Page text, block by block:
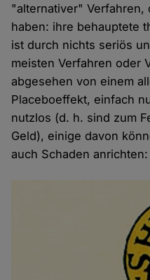
"alternativer" Verfahren,
haben: ihre behauptete
ist durch nichts seriös
meisten Verfahren oder
abgesehen von einem
Placeboeffekt, einfach
nutzlos (d. h. sind zum
Geld), einige davon
auch Schaden anrichten: